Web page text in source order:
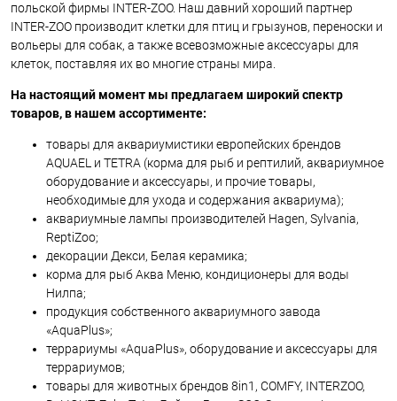
польской фирмы INTER-ZOO. Наш давний хороший партнер
INTER-ZOO производит клетки для птиц и грызунов, переноски и
вольеры для собак, а также всевозможные аксессуары для
клеток, поставляя их во многие страны мира.
На настоящий момент мы предлагаем широкий спектр
товаров, в нашем ассортименте:
товары для аквариумистики европейских брендов
AQUAEL и TETRA (корма для рыб и рептилий, аквариумное
оборудование и аксессуары, и прочие товары,
необходимые для ухода и содержания аквариума);
аквариумные лампы производителей Hagen, Sylvania,
ReptiZoo;
декорации Декси, Белая керамика;
корма для рыб Аква Меню, кондиционеры для воды
Нилпа;
продукция собственного аквариумного завода
«AquaPlus»;
террариумы «AquaPlus», оборудование и аксессуары для
террариумов;
товары для животных брендов 8in1, COMFY, INTERZOO,